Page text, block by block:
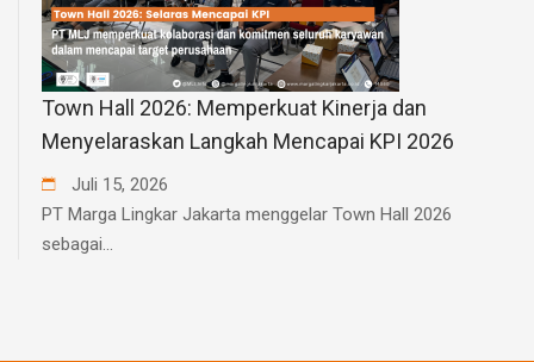
Town Hall 2026: Memperkuat Kinerja dan
Menyelaraskan Langkah Mencapai KPI 2026
Juli 15, 2026
PT Marga Lingkar Jakarta menggelar Town Hall 2026
sebagai...